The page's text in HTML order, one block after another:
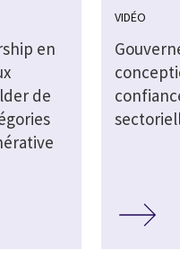
en
de
VIDÉO